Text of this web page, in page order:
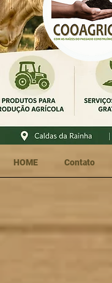
HOME Contato